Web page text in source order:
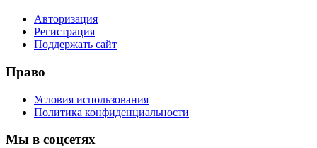
Авторизация
Регистрация
Поддержать сайт
Право
Условия использования
Политика конфиденциальности
Мы в соцсетях